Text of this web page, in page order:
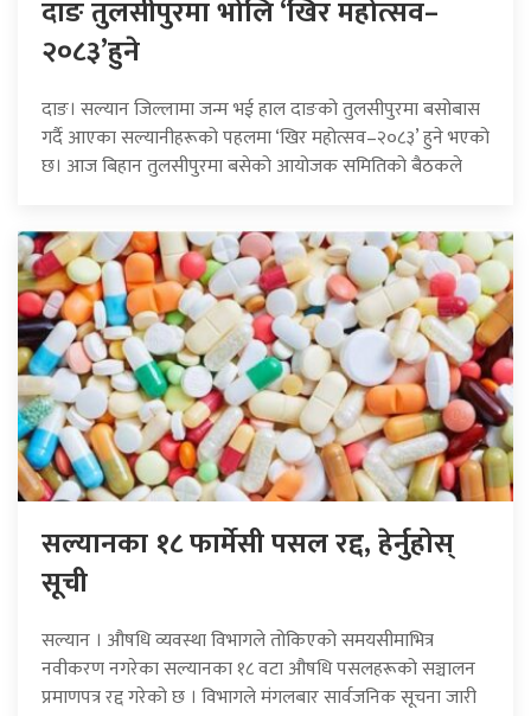
दाङ तुलसीपुरमा भोलि ‘खिर महोत्सव–
२०८३’हुने
दाङ। सल्यान जिल्लामा जन्म भई हाल दाङको तुलसीपुरमा बसोबास
गर्दै आएका सल्यानीहरूको पहलमा ‘खिर महोत्सव–२०८३’ हुने भएको
छ। आज बिहान तुलसीपुरमा बसेको आयोजक समितिको बैठकले
सल्यानका १८ फार्मेसी पसल रद्द, हेर्नुहोस्
सूची
सल्यान । औषधि व्यवस्था विभागले तोकिएको समयसीमाभित्र
नवीकरण नगरेका सल्यानका १८ वटा औषधि पसलहरूको सञ्चालन
प्रमाणपत्र रद्द गरेको छ । विभागले मंगलबार सार्वजनिक सूचना जारी